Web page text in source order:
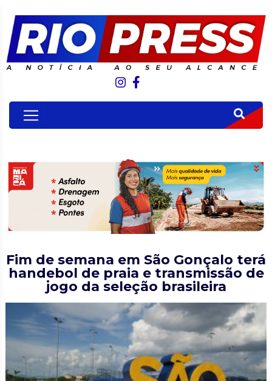
Fim de semana em São Gonçalo terá
handebol de praia e transmissão de
jogo da seleção brasileira